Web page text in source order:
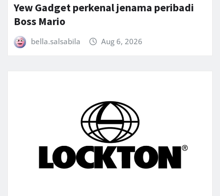
Yew Gadget perkenal jenama peribadi
Boss Mario
bella.salsabila Aug 6, 2026